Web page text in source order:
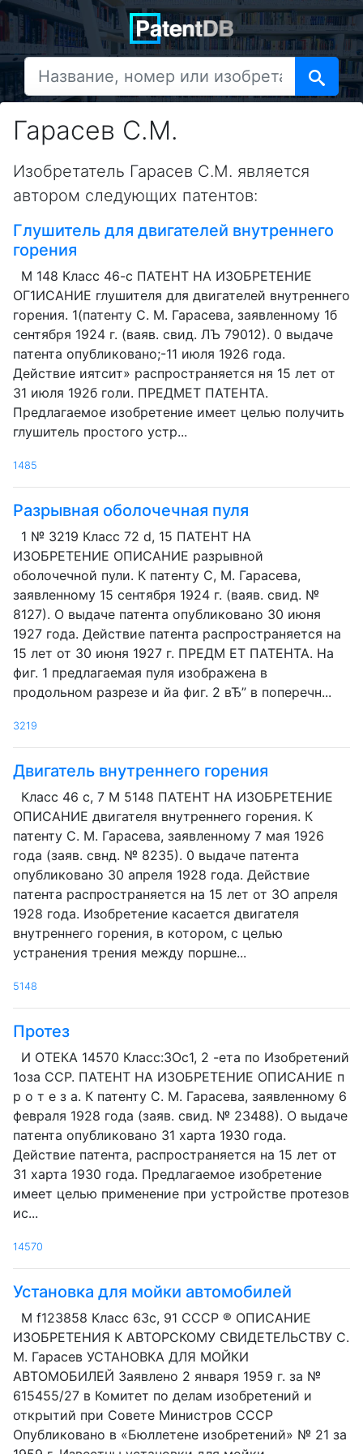
Гарасев С.М.
Изобретатель Гарасев С.М. является
автором следующих патентов:
Глушитель для двигателей внутреннего
горения
М 148 Класс 46-с ПАТЕНТ НА ИЗОБРЕТЕНИЕ
ОГ1ИСАНИЕ глушителя для двигателей внутреннего
горения. 1(патенту С. М. Гарасева, заявленному 1б
сентября 1924 г. (ваяв. свид. ЛЪ 79012). 0 выдаче
патента опубликовано;-11 июля 1926 года.
Действие иятсит» распространяется ня 15 лет от
31 июля 192б голи. ПРЕДМЕТ ПАТЕНТА.
Предлагаемое изобретение имеет целью получить
глушитель простого устр...
1485
Разрывная оболочечная пуля
1 № 3219 Класс 72 d, 15 ПАТЕНТ НА
ИЗОБРЕТЕНИЕ ОПИСАНИЕ разрывной
оболочечной пули. К патенту С, М. Гарасева,
заявленному 15 сентября 1924 г. (ваяв. свид. №
8127). О выдаче патента опубликовано 30 июня
1927 года. Действие патента распространяется на
15 лет от 30 июня 1927 г. ПРЕДМ ЕТ ПАТЕНТА. На
фиг. 1 предлагаемая пуля изображена в
продольном разрезе и йа фиг. 2 вЂ” в поперечн...
3219
Двигатель внутреннего горения
Класс 46 с, 7 М 5148 ПАТЕНТ НА ИЗОБРЕТЕНИЕ
ОПИСАНИЕ двигателя внутреннего горения. К
патенту С. М. Гарасева, заявленному 7 мая 1926
года (заяв. свнд. № 8235). 0 выдаче патента
опубликовано 30 апреля 1928 года. Действие
патента распространяется на 15 лет от ЗО апреля
1928 года. Изобретение касается двигателя
внутреннего горения, в котором, с целью
устранения трения между поршне...
5148
Протез
И ОТЕКА 14570 Класс:ЗОс1, 2 -ета по Изобретений
1оза CCP. ПАТЕНТ НА ИЗОБРЕТЕНИЕ ОПИСАНИЕ п
р о т е з а. К патенту С. М. Гарасева, заявленному 6
февраля 1928 года (заяв. свид. № 23488). О выдаче
патента опубликовано 31 харта 1930 года.
Действие патента, распространяется на 15 лет от
31 харта 1930 года. Предлагаемое изобретение
имеет целью применение при устройстве протезов
ис...
14570
Установка для мойки автомобилей
М f123858 Класс 63с, 91 СССР ® ОПИСАНИЕ
ИЗОБРЕТЕНИЯ К АВТОРСКОМУ СВИДЕТЕЛЬСТВУ С.
М. Гарасев УСТАНОВКА ДЛЯ МОЙКИ
АВТОМОБИЛЕЙ Заявлено 2 января 1959 г. за №
615455/27 в Комитет по делам изобретений и
открытий при Совете Министров СССР
Опубликовано в «Бюллетене изобретений» № 21 за